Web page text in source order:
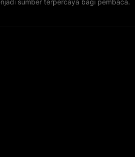
sumber terpercaya bagi pembaca.